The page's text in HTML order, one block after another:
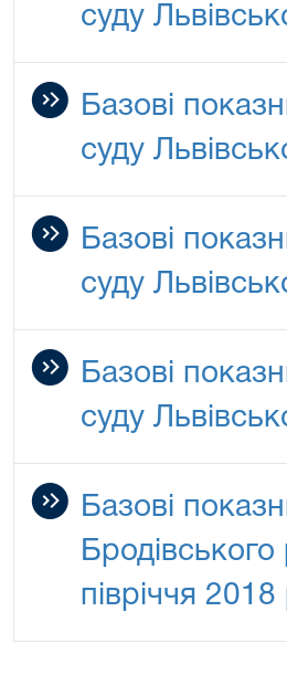
суду
Базові
суду
Базові
суду
Базові
суду
Базові
Бродівського
півріччя